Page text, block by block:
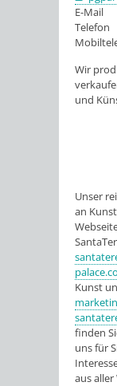
E-Mail
Telefon
Wir
und
Unser
an
Kunst
finden
uns für
aus aller